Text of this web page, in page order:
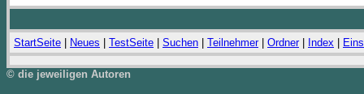
StartSeite Neues TestSeite Suchen Teilnehmer| Ordner| Index
© die jeweiligen Autoren